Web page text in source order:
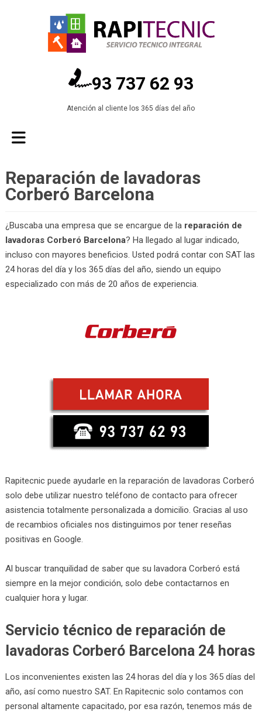
93 737 62 93
Atención al cliente los 365 días del año
Reparación de lavadoras
Corberó Barcelona
¿Buscaba una empresa que se encargue de la reparación de
lavadoras Corberó Barcelona? Ha llegado al lugar indicado,
incluso con mayores beneficios. Usted podrá contar con SAT las
24 horas del día y los 365 días del año, siendo un equipo
especializado con más de 20 años de experiencia.
Rapitecnic puede ayudarle en la reparación de lavadoras Corberó
solo debe utilizar nuestro teléfono de contacto para ofrecer
asistencia totalmente personalizada a domicilio. Gracias al uso
de recambios oficiales nos distinguimos por tener reseñas
positivas en Google.
Al buscar tranquilidad de saber que su lavadora Corberó está
siempre en la mejor condición, solo debe contactarnos en
cualquier hora y lugar.
Servicio técnico de reparación de
lavadoras Corberó Barcelona 24 horas
Los inconvenientes existen las 24 horas del día y los 365 días del
año, así como nuestro SAT. En Rapitecnic solo contamos con
personal altamente capacitado, por esa razón, tenemos más de